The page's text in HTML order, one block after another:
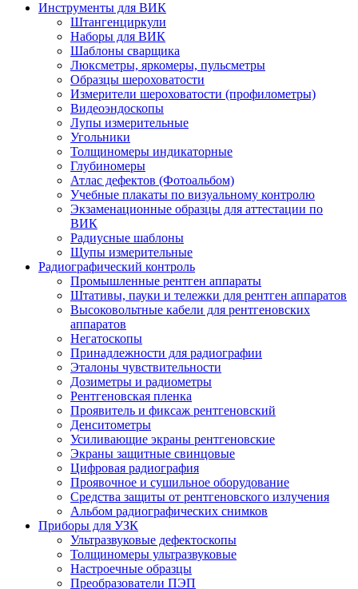
Инструменты для ВИК
Штангенциркули
Наборы для ВИК
Шаблоны сварщика
Люксметры, яркомеры, пульсметры
Образцы шероховатости
Измерители шероховатости (профилометры)
Видеоэндоскопы
Лупы измерительные
Угольники
Толщиномеры индикаторные
Глубиномеры
Атлас дефектов (Фотоальбом)
Учебные плакаты по визуальному контролю
Экзаменационные образцы для аттестации по
ВИК
Радиусные шаблоны
Щупы измерительные
Радиографический контроль
Промышленные рентген аппараты
Штативы, пауки и тележки для рентген аппаратов
Высоковольтные кабели для рентгеновских
аппаратов
Негатоскопы
Принадлежности для радиографии
Эталоны чувствительности
Дозиметры и радиометры
Рентгеновская пленка
Проявитель и фиксаж рентгеновский
Денситометры
Усиливающие экраны рентгеновские
Экраны защитные свинцовые
Цифровая радиография
Проявочное и сушильное оборудование
Средства защиты от рентгеновского излучения
Альбом радиографических снимков
Приборы для УЗК
Ультразвуковые дефектоскопы
Толщиномеры ультразвуковые
Настроечные образцы
Преобразователи ПЭП